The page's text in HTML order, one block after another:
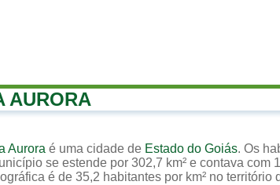
AURORA
Aurora é uma cidade de Estado do Goiás. Os
se estende por 302,7 km² e contava
é de 35,2 habitantes por km² no território